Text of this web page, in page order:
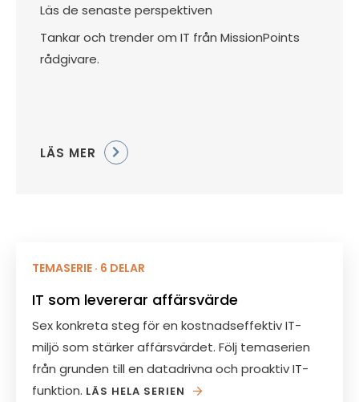
Läs de senaste perspektiven
Tankar och trender om IT från MissionPoints
rådgivare.
LÄS MER
TEMASERIE · 6 DELAR
IT som levererar affärsvärde
Sex konkreta steg för en kostnadseffektiv IT-
miljö som stärker affärsvärdet. Följ temaserien
från grunden till en datadrivna och proaktiv IT-
funktion. LÄS HELA SERIEN